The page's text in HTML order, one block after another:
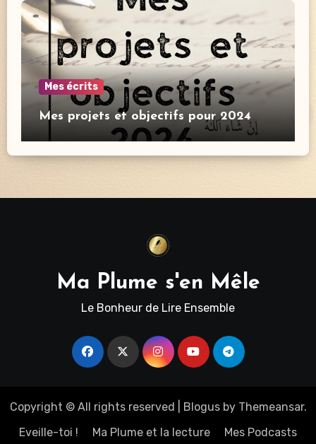
Mes écrits
Mes projets et objectifs pour 2024
Ma Plume s'en Mêle
Le Bonheur de Lire Ensemble
Copyright © All rights reserved Blogusby Themeansar.
Eveille-toi !
Ma Plume et la lecture Mes Podcasts